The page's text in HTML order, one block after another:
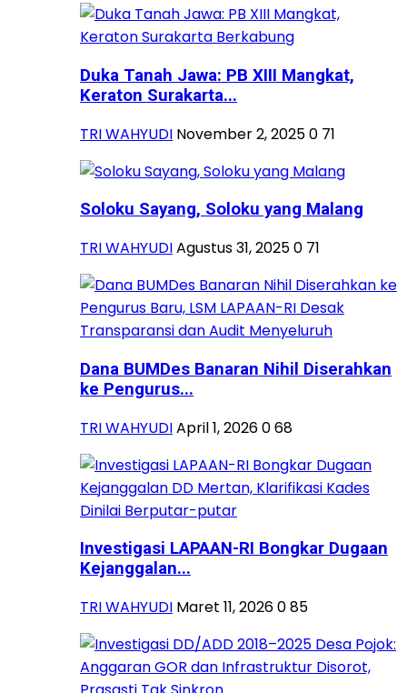
Duka Tanah Jawa: PB XIII Mangkat,
Keraton Surakarta...
TRI WAHYUDI November 2, 20250 71
Soloku Sayang, Soloku yang Malang
TRI WAHYUDIAgustus 31, 20250 71
Dana BUMDes Banaran Nihil Diserahkan
ke Pengurus...
TRI WAHYUDIApril 1, 2026068
Investigasi LAPAAN-RI Bongkar Dugaan
Kejanggalan...
TRI WAHYUDI Maret 11, 2026085